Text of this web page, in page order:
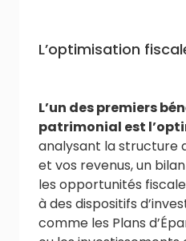
L’optimisation
L’un des premiers
patrimonial est
analysant la structure
et vos revenus, un
les opportunités
à des dispositifs
comme les Plans